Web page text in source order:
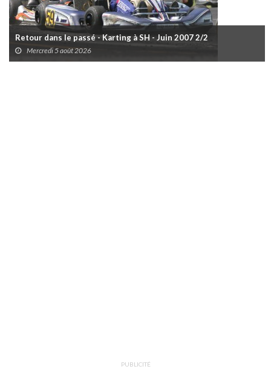
Retour dans le passé - Karting à SH - Juin 2007 2/2
Mercredi 5 août 2026
PUBLICITÉ